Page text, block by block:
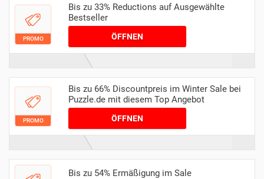
PROMO
Bis zu 33% Reductions auf Ausgewählte
Bestseller
ÖFFNEN
PROMO
Bis zu 66% Discountpreis im Winter Sale bei
Puzzle.de mit diesem Top Angebot
ÖFFNEN
Bis zu 54% Ermäßigung im Sale